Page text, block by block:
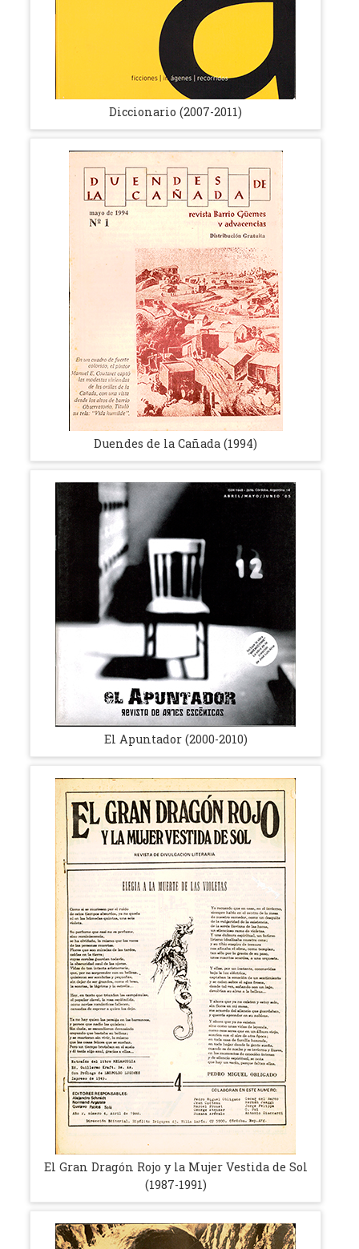
Diccionario (2007-2011)
Duendes de la Cañada (1994)
El Apuntador (2000-2010)
El Gran Dragón Rojo y la Mujer Vestida de Sol
(1987-1991)